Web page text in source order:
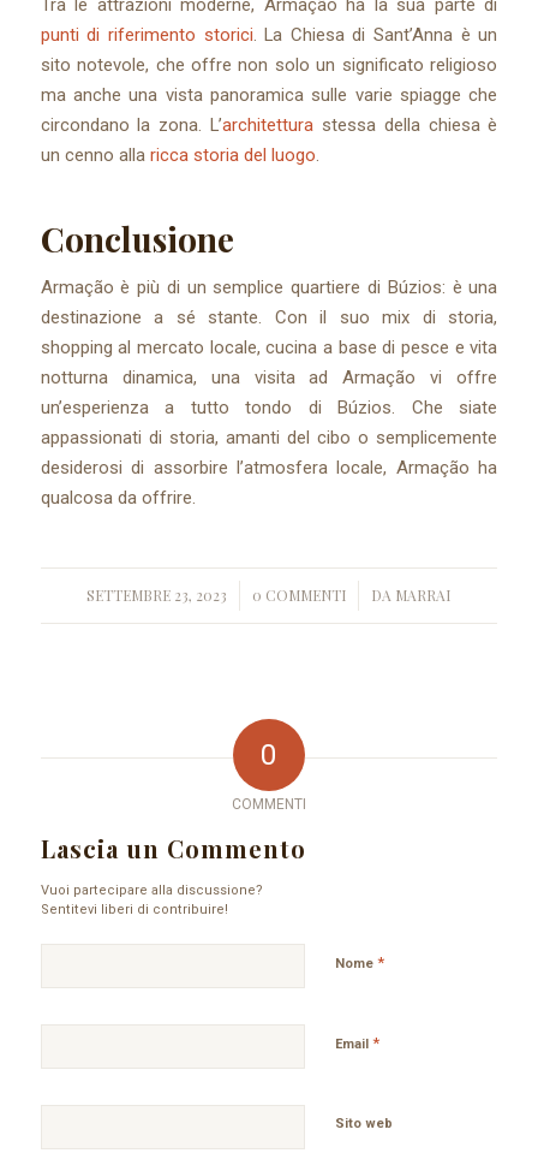
Tra le attrazioni moderne, Armação ha la sua parte di
punti di riferimento storici. La Chiesa di Sant’Anna è un
sito notevole, che offre non solo un significato religioso
ma anche una vista panoramica sulle varie spiagge che
circondano la zona. L’architettura stessa della chiesa è
un cenno alla ricca storia del luogo.
Conclusione
Armação è più di un semplice quartiere di Búzios: è una
destinazione a sé stante. Con il suo mix di storia,
shopping al mercato locale, cucina a base di pesce e vita
notturna dinamica, una visita ad Armação vi offre
un’esperienza a tutto tondo di Búzios. Che siate
appassionati di storia, amanti del cibo o semplicemente
desiderosi di assorbire l’atmosfera locale, Armação ha
qualcosa da offrire.
SETTEMBRE 23, 2023
/ 0 COMMENTI
/ DA MARRAI
0
COMMENTI
Lascia un Commento
Vuoi partecipare alla discussione?
Sentitevi liberi di contribuire!
Nome *
Email *
Sito web